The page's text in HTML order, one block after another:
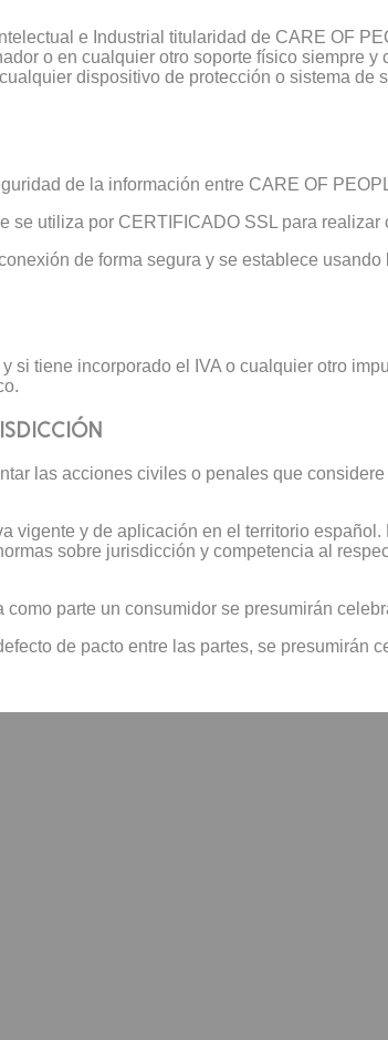
e Industrial titularidad de CARE OF
o en cualquier otro soporte físico siempre
dispositivo de protección o sistema
de la información entre CARE OF
utiliza por CERTIFICADO SSL para realizar
de forma segura y se establece
tiene incorporado el IVA o cualquier otro
las acciones civiles o penales que
vigente y de aplicación en el territorio
sobre jurisdicción y competencia al
parte un consumidor se presumirán
de pacto entre las partes, se